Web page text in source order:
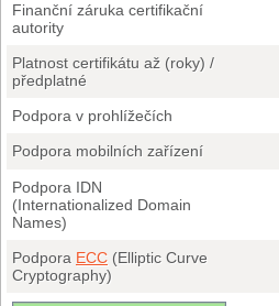
Finanční záruka certifikační
autority
Platnost certifikátu až (roky) /
předplatné
Podpora v prohlížečích
Podpora mobilních zařízení
Podpora IDN
(Internationalized Domain
Names)
Podpora ECC (Elliptic Curve
Cryptography)